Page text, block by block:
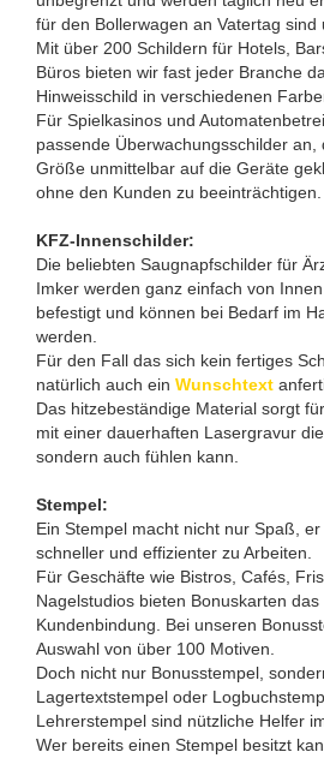
für den Bollerwagen an Vatertag sind
Mit über 200 Schildern für Hotels,
Büros bieten wir fast jeder Branche
Hinweisschild in verschiedenen
Für Spielkasinos und
passende Überwachungsschilder
Größe unmittelbar auf die Geräte
ohne den Kunden zu beeinträchtigen.
KFZ-Innenschilder:
Die beliebten Saugnapfschilder für
Imker werden ganz einfach von
befestigt und können bei Bedarf im
werden.
Für den Fall das sich kein fertiges
natürlich auch ein Wunschtext
Das hitzebeständige Material sorgt
mit einer dauerhaften Lasergravur
sondern auch fühlen kann.
Stempel:
Ein Stempel macht nicht nur Spaß,
schneller und effizienter zu Arbeiten.
Für Geschäfte wie Bistros, Cafés,
Nagelstudios bieten Bonuskarten
Kundenbindung. Bei unseren
Auswahl von über 100 Motiven.
Doch nicht nur Bonusstempel,
Lagertextstempel oder
Lehrerstempel sind nützliche Helfer
Wer bereits einen Stempel besitzt